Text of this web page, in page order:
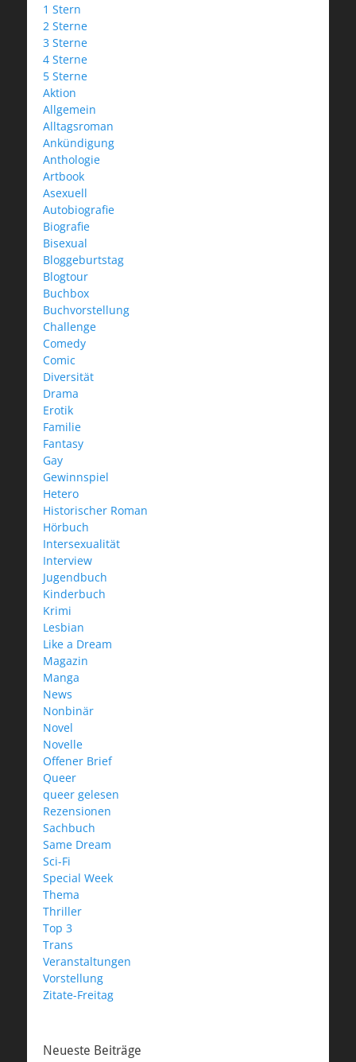
1 Stern
2 Sterne
3 Sterne
4 Sterne
5 Sterne
Aktion
Allgemein
Alltagsroman
Ankündigung
Anthologie
Artbook
Asexuell
Autobiografie
Biografie
Bisexual
Bloggeburtstag
Blogtour
Buchbox
Buchvorstellung
Challenge
Comedy
Comic
Diversität
Drama
Erotik
Familie
Fantasy
Gay
Gewinnspiel
Hetero
Historischer Roman
Hörbuch
Intersexualität
Interview
Jugendbuch
Kinderbuch
Krimi
Lesbian
Like a Dream
Magazin
Manga
News
Nonbinär
Novel
Novelle
Offener Brief
Queer
queer gelesen
Rezensionen
Sachbuch
Same Dream
Sci-Fi
Special Week
Thema
Thriller
Top 3
Trans
Veranstaltungen
Vorstellung
Zitate-Freitag
Neueste Beiträge